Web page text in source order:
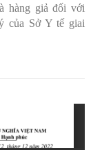
hàng giả đối với
của Sở Y tế giai